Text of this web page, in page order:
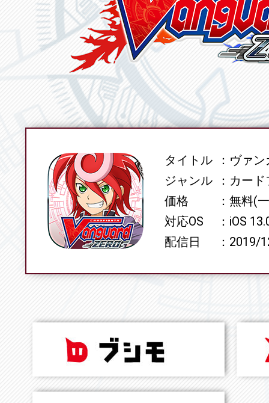
SPECタイトル
ヴァン
ジャンル
カード
価格
無料(
対応OS
iOS
配信日
2019/